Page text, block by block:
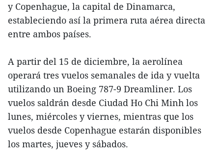
y Copenhague, la capital de Dinamarca,
estableciendo así la primera ruta aérea directa
entre ambos países.
A partir del 15 de diciembre, la aerolínea
operará tres vuelos semanales de ida y vuelta
utilizando un Boeing 787-9 Dreamliner. Los
vuelos saldrán desde Ciudad Ho Chi Minh los
lunes, miércoles y viernes, mientras que los
vuelos desde Copenhague estarán disponibles
los martes, jueves y sábados.